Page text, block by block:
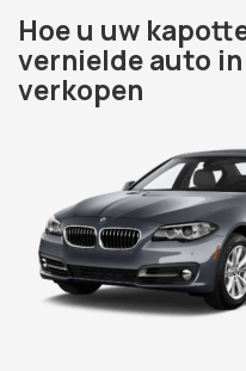
Hoe u uw
vernielde auto
verkopen